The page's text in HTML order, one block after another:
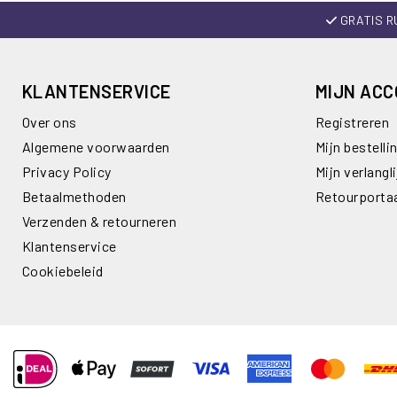
GRATIS
KLANTENSERVICE
Over ons
Algemene voorwaarden
Privacy Policy
Betaalmethoden
Verzenden & retourneren
Klantenservice
Cookiebeleid
MIJN
Registreren
Mijn
Mijn